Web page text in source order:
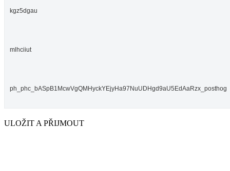
kgz5dgau
mlhciiut
ph_phc_bASpB1McwVgQMHyckYEjyHa97NuUDHgd9aU5EdAaRzx_posthog
ULOŽIT A PŘIJMOUT